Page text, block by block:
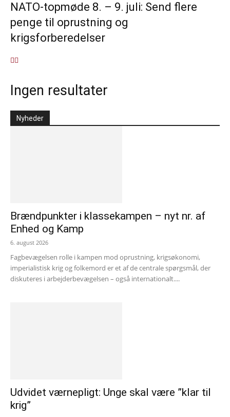
NATO-topmøde 8. – 9. juli: Send flere
penge til oprustning og
krigsforberedelser
Ingen resultater
Nyheder
Brændpunkter i klassekampen – nyt nr. af
Enhed og Kamp
6. august 2026
Fagbevægelsen rolle i kampen mod oprustning, krigsøkonomi,
imperialistisk krig og folkemord er et af de centrale spørgsmål, der
diskuteres i arbejderbevægelsen – også internationalt....
Udvidet værnepligt: Unge skal være ”klar til
krig”